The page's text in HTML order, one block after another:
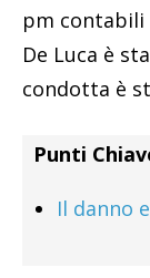
pm contabili
De Luca è
condotta è
Punti
Il danno